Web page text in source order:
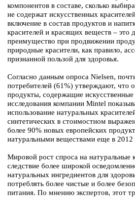
компонентов в составе, сколько
не содержат искусственных
включение в состав продуктов и
красителей и красящих веществ – это
преимущество при продвижении
природные красители, как правило,
признанной пользой для здоровья.
Согласно данным опроса Nielsen,
потребителей (61%) утверждают, что
продукты, содержащие
исследования компании Mintel
использование натуральных
синтетических в стоимостном
более 90% новых европейских
натуральными веществами еще в 2012
Мировой рост спроса на натуральные
следствие более широкой
натуральных ингредиентов для
потреблять более чистые и более
питания. По мнению экспертов, этот